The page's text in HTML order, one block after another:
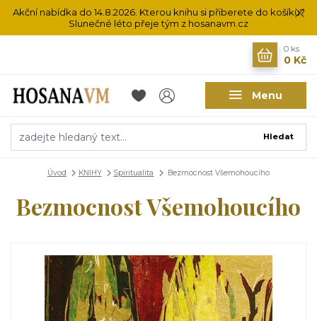
Akční nabídka do 14.8.2026. Kterou knihu si přiberete do košíku?
Slunečné léto přeje tým z hosanavm.cz
Menu
Hledat
0 ks
0 Kč
Úvod KNIHY Spiritualita Bezmocnost Všemohoucího
Bezmocnost Všemohoucího